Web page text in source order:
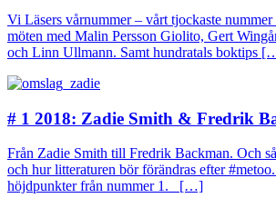
Vi Läsers vårnummer – vårt tjockaste
möten med Malin Persson Giolito, Gert
och Linn Ullmann. Samt hundratals boktips
# 1 2018: Zadie Smith & Fredrik
Från Zadie Smith till Fredrik Backman. Och
och hur litteraturen bör förändras efter
höjdpunkter från nummer 1. […]